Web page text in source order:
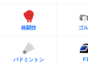
格闘技 ゴ
バドミントン F1